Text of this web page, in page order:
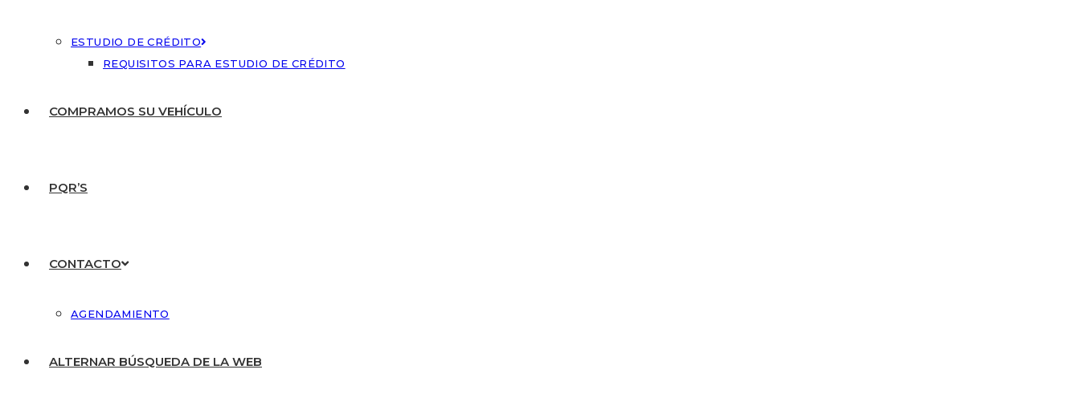
ESTUDIO DE CRÉDITO
REQUISITOS PARA ESTUDIO DE CRÉDITO
COMPRAMOS SU VEHÍCULO
PQR’S
CONTACTO
AGENDAMIENTO
ALTERNAR BÚSQUEDA DE LA WEB